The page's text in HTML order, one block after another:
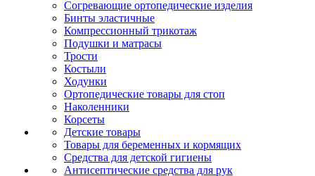
Согревающие ортопедические изделия
Бинты эластичные
Компрессионный трикотаж
Подушки и матрасы
Трости
Костыли
Ходунки
Ортопедические товары для стоп
Наколенники
Корсеты
Детские товары
Товары для беременных и кормящих
Средства для детской гигиены
Антисептические средства для рук